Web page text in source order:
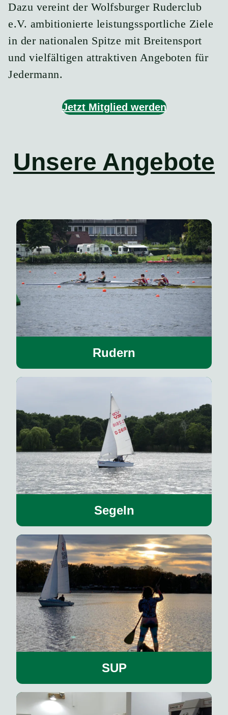
Dazu vereint der Wolfsburger Ruderclub
e.V. ambitionierte leistungssportliche Ziele
in der nationalen Spitze mit Breitensport
und vielfältigen attraktiven Angeboten für
Jedermann.​
Jetzt Mitglied werden
Unsere Angebote
Rudern
Segeln
SUP